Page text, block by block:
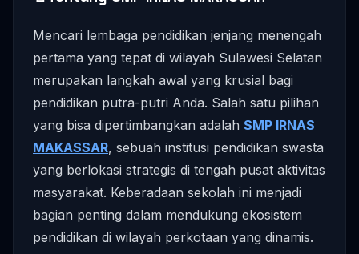
Mencari lembaga pendidikan jenjang menengah
pertama yang tepat di wilayah Sulawesi Selatan
merupakan langkah awal yang krusial bagi
pendidikan putra-putri Anda. Salah satu pilihan
yang bisa dipertimbangkan adalah SMP IRNAS
MAKASSAR, sebuah institusi pendidikan swasta
yang berlokasi strategis di tengah pusat aktivitas
masyarakat. Keberadaan sekolah ini menjadi
bagian penting dalam mendukung ekosistem
pendidikan di wilayah perkotaan yang dinamis.